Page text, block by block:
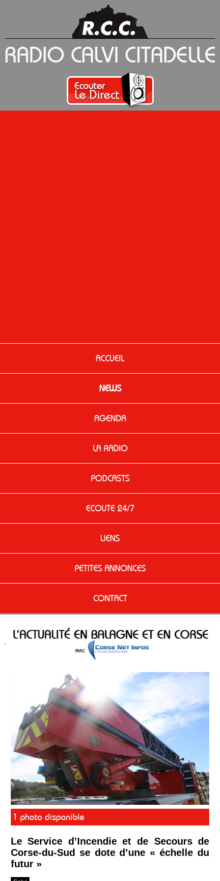
ACCUEIL
NEWS
AGENDA
LA RADIO
PODCASTS
ECOUTE 24/7
LIENS
PETITES ANNONCES
CONTACT
1 photo disponible
Le Service d’Incendie et de Secours de
Corse-du-Sud se dote d’une « échelle du
futur »